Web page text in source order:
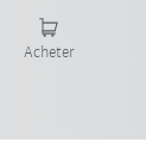
Acheter